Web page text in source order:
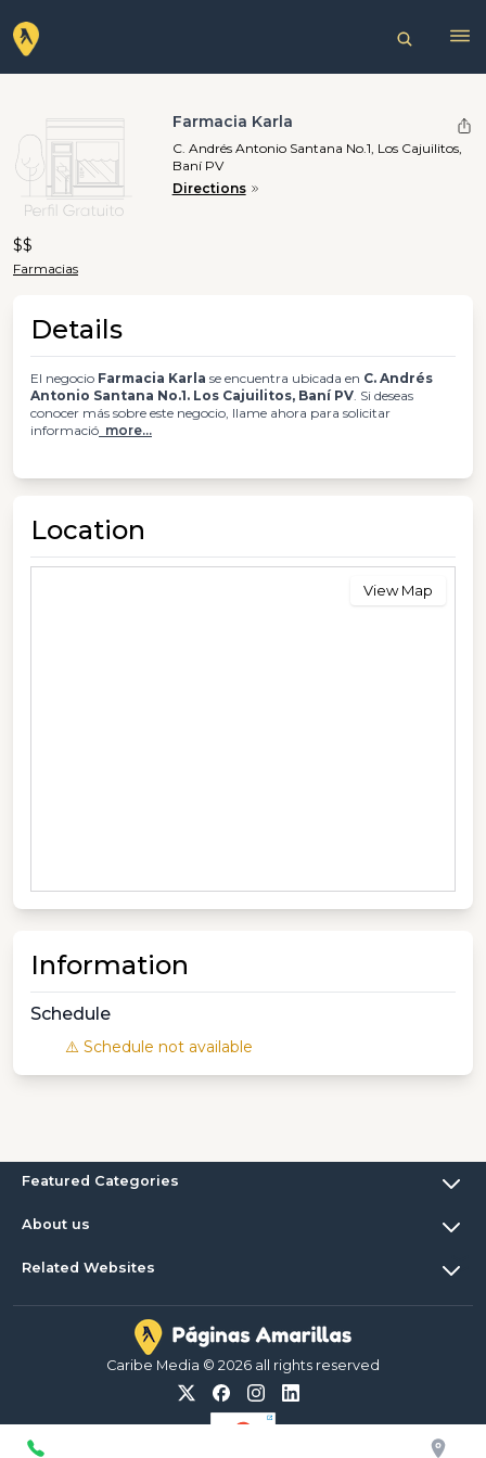
Farmacia Karla
C. Andrés Antonio Santana No.1, Los Cajuilitos,
Baní PV
Directions
$$
Farmacias
Details
El negocio Farmacia Karla se encuentra ubicada en C. Andrés
Antonio Santana No.1. Los Cajuilitos, Baní PV. Si deseas
conocer más sobre este negocio, llame ahora para solicitar
informació more...
Location
View Map
Information
Schedule
⚠️ Schedule not available
Featured Categories
About us
Related Websites
Caribe Media © 2026 all rights reserved